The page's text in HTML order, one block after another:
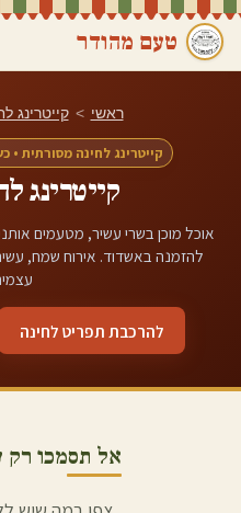
טעם מהודר
ראשי > קייטרינג
קייטרינג לחינה מסורתית
קייטרינג
להזמנה באשדוד. אירוח שמח,
להרכבת תפריט לחינה
אל תסמכו רק